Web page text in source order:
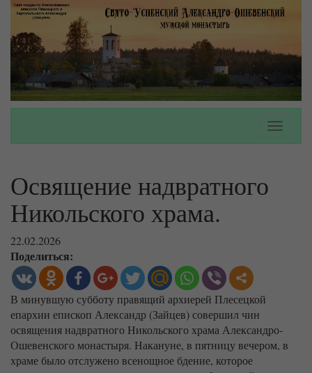
Toggle
Освящение надвратного
Никольского храма.
22.02.2026
Поделиться:
В минувшую субботу правящий архиерей Плесецкой
епархии епископ Александр (Зайцев) совершил чин
освящения надвратного Никольского храма Александро-
Ошевенского монастыря. Накануне, в пятницу вечером, в
храме было отслужено всенощное бдение, которое